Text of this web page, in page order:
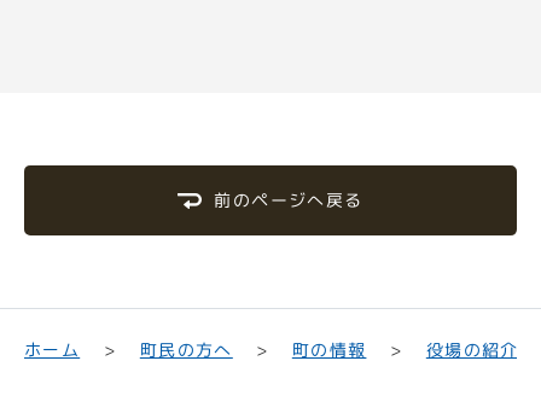
前のページへ戻る
ホーム 町民の方へ 町の情報 役場の紹介